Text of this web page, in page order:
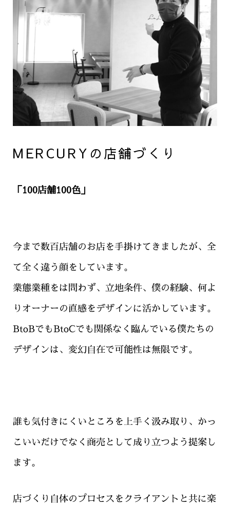
MERCURYの店舗づくり
「100店舗100色」
今まで数百店舗のお店を手掛けてきましたが、全
て全く違う顔をしています。
業態業種をは問わず、立地条件、僕の経験、何よ
りオーナーの直感をデザインに活かしています。
BtoBでもBtoCでも関係なく臨んでいる僕たちの
デザインは、変幻自在で可能性は無限です。
誰も気付きにくいところを上手く汲み取り、かっ
こいいだけでなく商売として成り立つよう提案し
ます。
店づくり自体のプロセスをクライアントと共に楽